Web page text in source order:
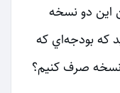
این دو نسخه
که بودجه‌اي كه
نسخه صرف كنيم؟